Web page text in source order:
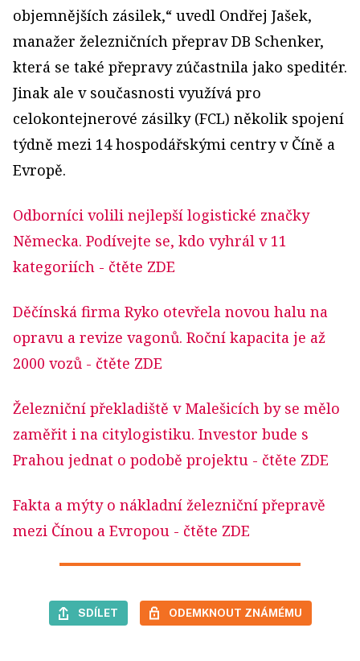
objemnějších zásilek,“ uvedl Ondřej Jašek,
manažer železničních přeprav DB Schenker,
která se také přepravy zúčastnila jako speditér.
Jinak ale v současnosti využívá pro
celokontejnerové zásilky (FCL) několik spojení
týdně mezi 14 hospodářskými centry v Číně a
Evropě.
Odborníci volili nejlepší logistické značky
Německa. Podívejte se, kdo vyhrál v 11
kategoriích - čtěte ZDE
Děčínská firma Ryko otevřela novou halu na
opravu a revize vagonů. Roční kapacita je až
2000 vozů - čtěte ZDE
Železniční překladiště v Malešicích by se mělo
zaměřit i na citylogistiku. Investor bude s
Prahou jednat o podobě projektu - čtěte ZDE
Fakta a mýty o nákladní železniční přepravě
mezi Čínou a Evropou - čtěte ZDE
SDÍLET ODEMKNOUT ZNÁMÉMU